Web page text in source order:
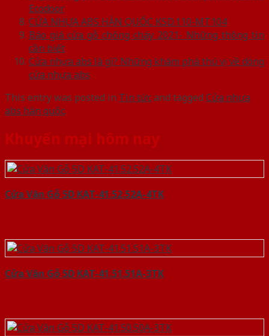
Ecodoor
CỬA NHỰA ABS HÀN QUỐC KSD.110-MT104
Báo giá cửa gỗ chống cháy 2021- Những thông tin
cần biết
Cửa nhựa abs là gì? Những khám phá thú vị về dòng
cửa nhựa abs
This entry was posted in Tin tứcand tagged Cửa nhựa
abs hàn quốc.
Khuyến mại hôm nay
Cửa Vân Gỗ 5D KAT-41.52.52A-4TK
Cửa Vân Gỗ 5D KAT-41.51.51A-3TK